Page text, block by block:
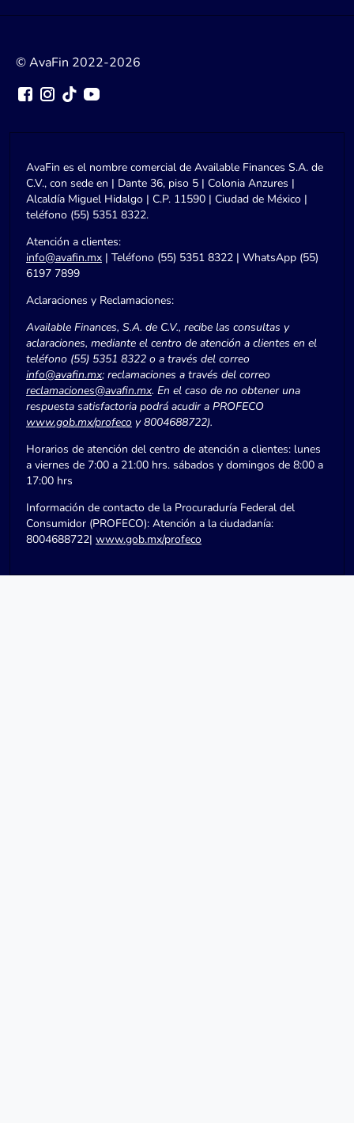
© AvaFin 2022-2026
AvaFin es el nombre comercial de Available Finances S.A. de
C.V., con sede en | Dante 36, piso 5 | Colonia Anzures |
Alcaldía Miguel Hidalgo | C.P. 11590 | Ciudad de México |
teléfono (55) 5351 8322.
Atención a clientes:
info@avafin.mx | Teléfono (55) 5351 8322 | WhatsApp (55)
6197 7899
Aclaraciones y Reclamaciones:
Available Finances, S.A. de C.V., recibe las consultas y
aclaraciones, mediante el centro de atención a clientes en el
teléfono (55) 5351 8322 o a través del correo
info@avafin.mx; reclamaciones a través del correo
reclamaciones@avafin.mx. En el caso de no obtener una
respuesta satisfactoria podrá acudir a PROFECO
www.gob.mx/profeco y 8004688722).
Horarios de atención del centro de atención a clientes: lunes
a viernes de 7:00 a 21:00 hrs. sábados y domingos de 8:00 a
17:00 hrs
Información de contacto de la Procuraduría Federal del
Consumidor (PROFECO): Atención a la ciudadanía:
8004688722| www.gob.mx/profeco